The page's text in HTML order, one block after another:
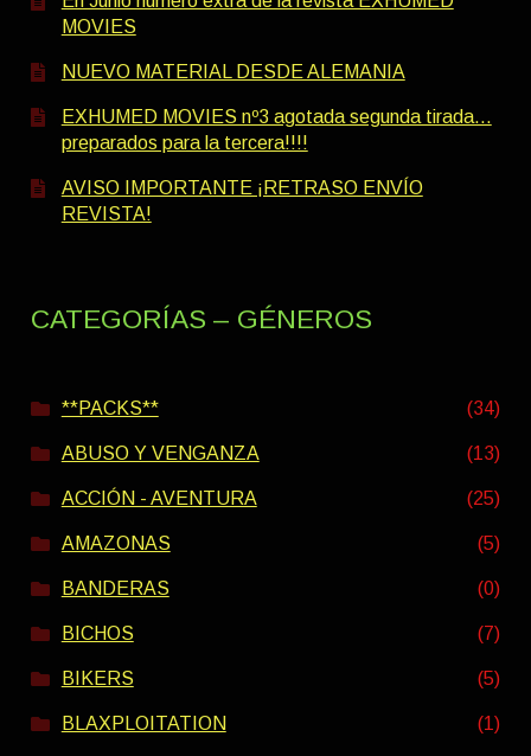
MOVIES
NUEVO MATERIAL DESDE ALEMANIA
EXHUMED MOVIES nº3 agotada segunda tirada…
preparados para la tercera!!!!
AVISO IMPORTANTE ¡RETRASO ENVÍO
REVISTA!
CATEGORÍAS – GÉNEROS
**PACKS** (34)
ABUSO Y VENGANZA (13)
ACCIÓN - AVENTURA (25)
AMAZONAS (5)
BANDERAS (0)
BICHOS (7)
BIKERS (5)
BLAXPLOITATION (1)